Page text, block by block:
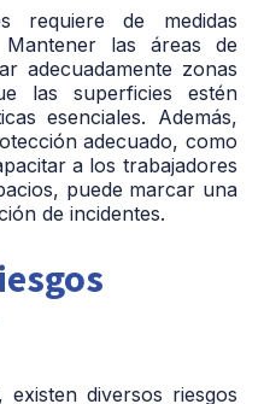
requiere de medidas
Mantener las áreas de
adecuadamente zonas
las superficies estén
esenciales. Además,
adecuado, como
a los trabajadores
puede marcar una
de incidentes.
existen diversos riesgos